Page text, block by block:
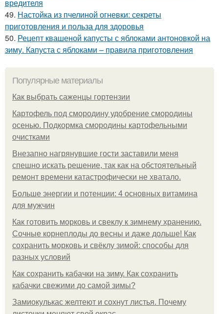
вредителя
49. Настойка из пчелиной огневки: секреты
приготовления и польза для здоровья
50. Рецепт квашеной капусты с яблоками антоновкой на
зиму. Капуста с яблоками – правила приготовления
Популярные материалы
Как выбрать саженцы гортензии
Картофель под смородину удобрение смородины
осенью. Подкормка смородины картофельными
очистками
Внезапно нагрянувшие гости заставили меня
спешно искать решение, так как на обстоятельный
ремонт времени катастрофически не хватало.
Больше энергии и потенции: 4 основных витамина
для мужчин
Как готовить морковь и свеклу к зимнему хранению.
Сочные корнеплоды до весны и даже дольше! Как
сохранить морковь и свёклу зимой: способы для
разных условий
Как сохранить кабачки на зиму. Как сохранить
кабачки свежими до самой зимы?
Замиокулькас желтеют и сохнут листья. Почему